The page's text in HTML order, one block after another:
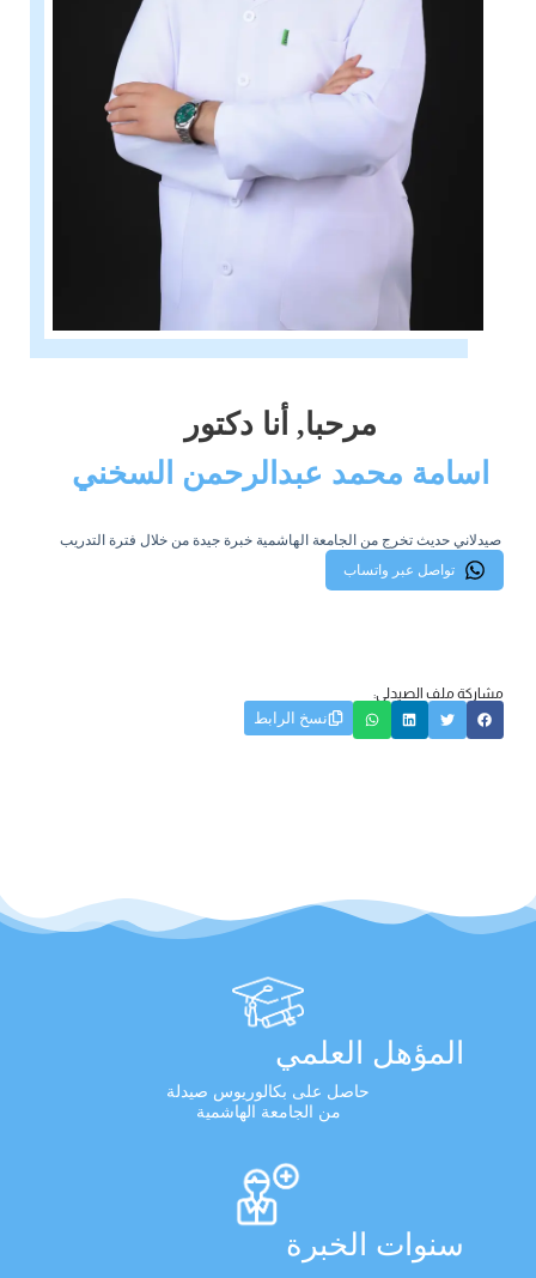
مرحبا, أنا دكتور
اسامة محمد عبدالرحمن السخني
صيدلاني حديث تخرج من الجامعة الهاشمية خبرة جيدة من خلال فترة التدريب
تواصل عبر واتساب
مشاركة ملف الصيدلي:
نسخ الرابط
المؤهل العلمي
حاصل على بكالوريوس صيدلة
من الجامعة الهاشمية
سنوات الخبرة